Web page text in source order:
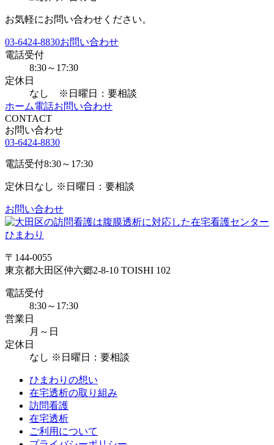
お気軽にお問い合わせください。
03-6424-8830お問い合わせ
電話受付
8:30～17:30
定休日
なし ※日曜日：要相談
ホーム電話お問い合わせ
CONTACT
お問い合わせ
03-6424-8830
電話受付8:30～17:30
定休日 なし ※日曜日：要相談
お問い合わせ
〒144-0055
東京都大田区仲六郷2-8-10 TOISHI 102
電話受付
8:30～17:30
営業日
月～日
定休日
なし ※日曜日：要相談
ひまわりの想い
在宅透析の取り組み
訪問看護
在宅透析
ご利用について